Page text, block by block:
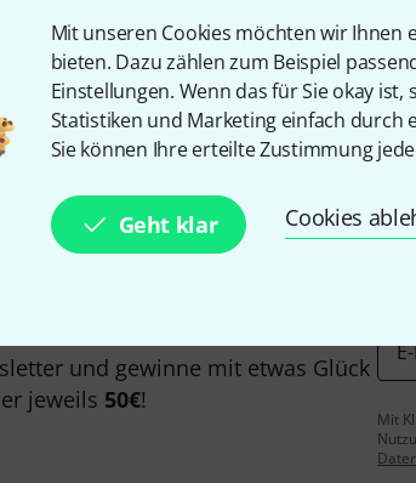
Mit unseren Cookies möchten wir Ihnen
bieten. Dazu zählen zum Beispiel
Einstellungen. Wenn das für Sie okay
Statistiken und Marketing einfach durch
Sie können Ihre erteilte Zustimmung
Geht klar Cookies
Gefällt Ihnen,
Teilen
und gewinne mit etwas Glück
jeweils 50€!
Mit